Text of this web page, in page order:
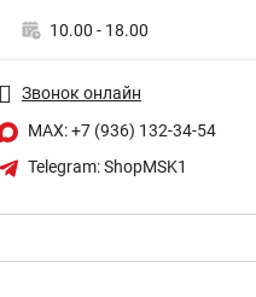
10.00 - 18.00
Звонок онлайн
MAX: +7 (936) 132-34-54
Telegram: ShopMSK1